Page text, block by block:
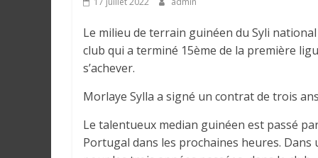
e
Le milieu de terrain guinéen du Syli
club qui a terminé 15ème de la première
s’achever.
Morlaye Sylla a signé un contrat de trois
Le talentueux median guinéen est passé
Portugal dans les prochaines heures. Dans